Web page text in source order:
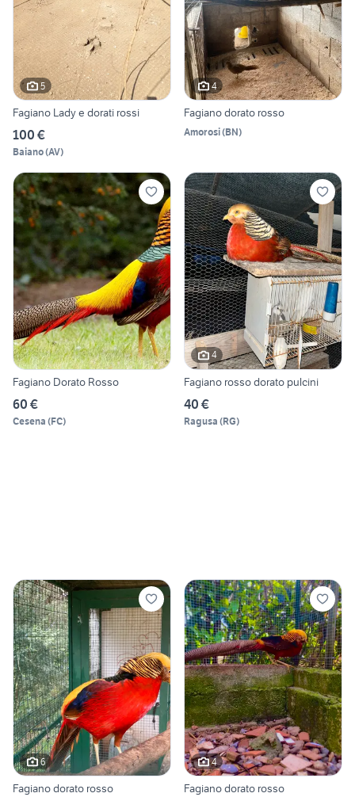
5
Fagiano Lady e dorati rossi
100 €
Baiano(AV)
4
Fagiano dorato rosso
Amorosi(BN)
Fagiano Dorato Rosso
60 €
Cesena (FC)
4
Fagiano rosso dorato pulcini
40 €
Ragusa (RG)
6
Fagiano dorato rosso
4
Fagiano dorato rosso